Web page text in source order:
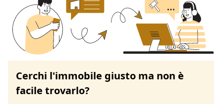
Cerchi l'immobile giusto ma non è
facile trovarlo?